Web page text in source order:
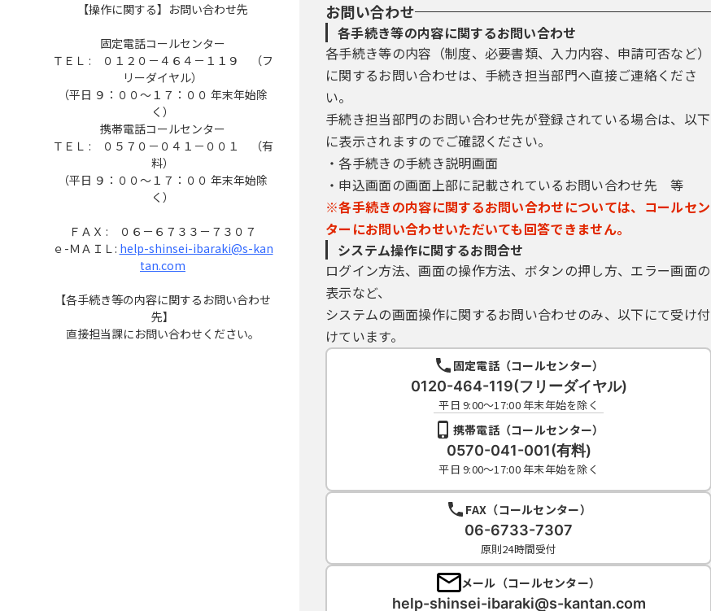
【操作に関する】お問い合わせ先
固定電話コールセンター
ＴＥＬ : ０１２０－４６４－１１９ （フ
リーダイヤル）
（平日 ９：００～１７：００ 年末年始除
く）
携帯電話コールセンター
ＴＥＬ : ０５７０－０４１－００１ （有
料）
（平日 ９：００～１７：００ 年末年始除
く）
ＦＡＸ : ０６－６７３３－７３０７
ｅ-ＭＡＩＬ: help-shinsei-ibaraki@s-kan
tan.com
【各手続き等の内容に関するお問い合わせ
先】
直接担当課にお問い合わせください。
お問い合わせ
各手続き等の内容に関するお問い合わせ
各手続き等の内容（制度、必要書類、入力内容、申請可否など）
に関するお問い合わせは、手続き担当部門へ直接ご連絡くださ
い。
手続き担当部門のお問い合わせ先が登録されている場合は、以下
に表示されますのでご確認ください。
・各手続きの手続き説明画面
・申込画面の画面上部に記載されているお問い合わせ先 等
※各手続きの内容に関するお問い合わせについては、コールセン
ターにお問い合わせいただいても回答できません。
システム操作に関するお問合せ
ログイン方法、画面の操作方法、ボタンの押し方、エラー画面の
表示など、
システムの画面操作に関するお問い合わせのみ、以下にて受け付
けています。
固定電話（コールセンター）
0120-464-119(フリーダイヤル)
平日 9:00～17:00 年末年始を除く
携帯電話（コールセンター）
0570-041-001(有料)
平日 9:00～17:00 年末年始を除く
FAX（コールセンター）
06-6733-7307
原則24時間受付
メール（コールセンター）
help-shinsei-ibaraki@s-kantan.com